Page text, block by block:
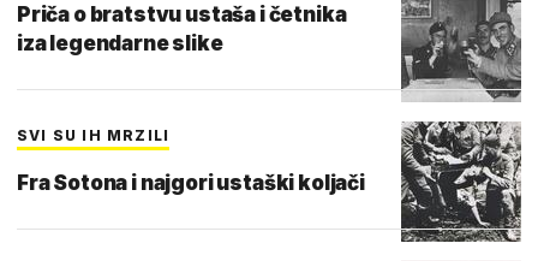
Priča o bratstvu ustaša i četnika
iza legendarne slike
SVI SU IH MRZILI
Fra Sotona i najgori ustaški koljači